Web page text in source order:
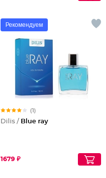
Рекомендуем
(1)
Dilis / Blue ray
1679 ₽